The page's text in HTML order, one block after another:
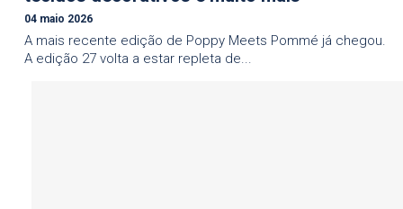
04 maio 2026
A mais recente edição de Poppy Meets Pommé já chegou.
A edição 27 volta a estar repleta de...